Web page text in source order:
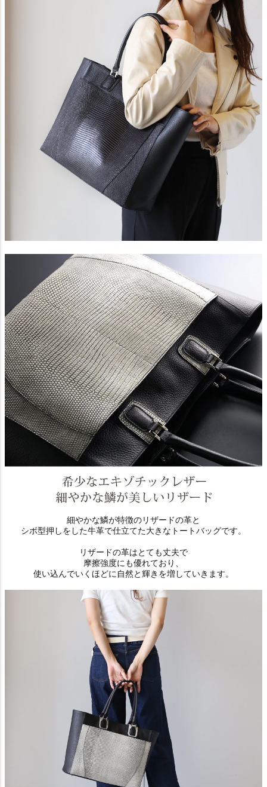
細やかな鱗が特徴のリザードの革と
シボ型押しをした牛革で仕立てた大きなトートバッグです。
リザードの革はとても丈夫で
摩擦強度にも優れており、
使い込んでいくほどに自然と輝きを増していきます。